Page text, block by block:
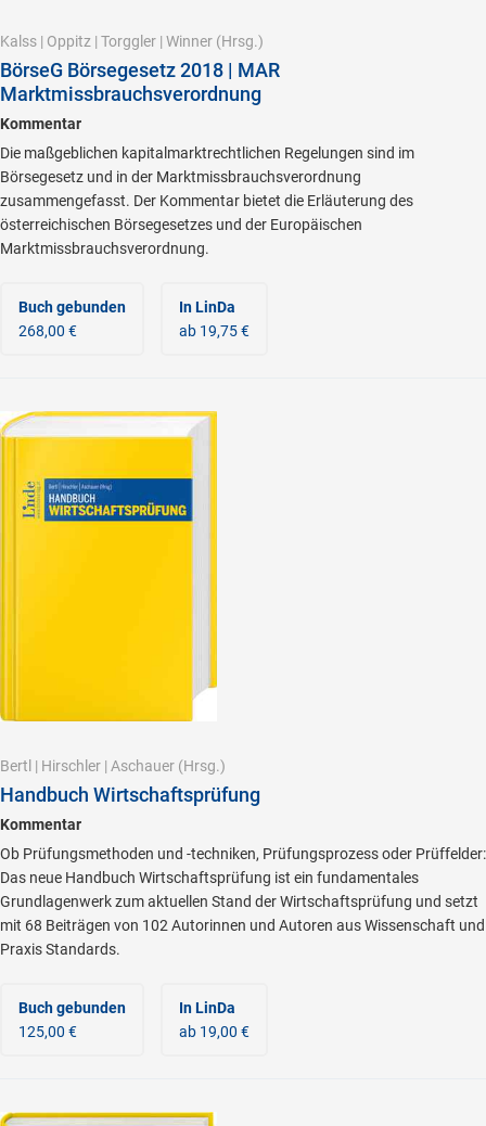
Kalss | Oppitz | Torggler | Winner (Hrsg.)
BörseG Börsegesetz 2018 | MAR
Marktmissbrauchsverordnung
Kommentar
Die maßgeblichen kapitalmarktrechtlichen Regelungen sind im
Börsegesetz und in der Marktmissbrauchsverordnung
zusammengefasst. Der Kommentar bietet die Erläuterung des
österreichischen Börsegesetzes und der Europäischen
Marktmissbrauchsverordnung.
Buch gebunden
268,00 €
In LinDa
ab 19,75 €
Bertl | Hirschler | Aschauer (Hrsg.)
Handbuch Wirtschaftsprüfung
Kommentar
Ob Prüfungsmethoden und -techniken, Prüfungsprozess oder Prüffelder:
Das neue Handbuch Wirtschaftsprüfung ist ein fundamentales
Grundlagenwerk zum aktuellen Stand der Wirtschaftsprüfung und setzt
mit 68 Beiträgen von 102 Autorinnen und Autoren aus Wissenschaft und
Praxis Standards.
Buch gebunden
125,00 €
In LinDa
ab 19,00 €